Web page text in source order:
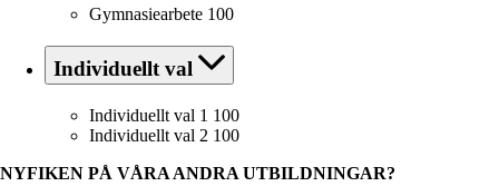
Gymnasiearbete 100
Individuellt val
Individuellt val 1 100
Individuellt val 2 100
NYFIKEN PÅ VÅRA ANDRA UTBILDNINGAR?